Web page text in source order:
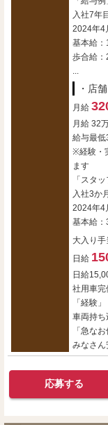
入社7年
2024年4
基本給：
歩合給：
...
・店
月給
月給 32
給与最低
※経験・
ます
「スタ
入社3か
2024年4
基本給：
大入り
日給
日給
社用車完
「経験
車両持ち
「急な
みなさん
応募する